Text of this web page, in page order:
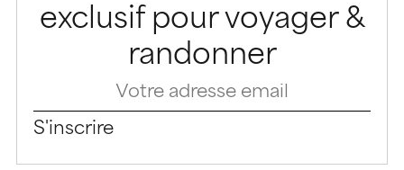
exclusif pour voyager &
randonner
S'inscrire